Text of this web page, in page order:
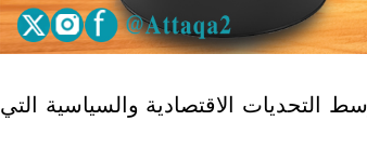
التحديات الاقتصادية والسياسية التي